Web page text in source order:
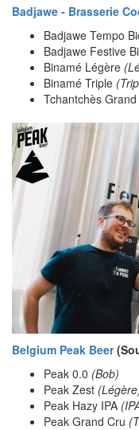
Badjawe - Brasserie
Badjawe Tempo
Badjawe Festive
Binamé Légère
Binamé Triple
Tchantchès Grand
Belgium Peak Beer
Peak 0.0 (Bob)
Peak Zest
Peak Hazy IPA
Peak Grand Cru